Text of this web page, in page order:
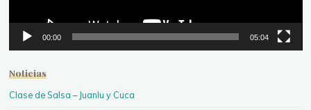
00:00 05:04
Noticias
Clase de Salsa – Juanlu y Cuca